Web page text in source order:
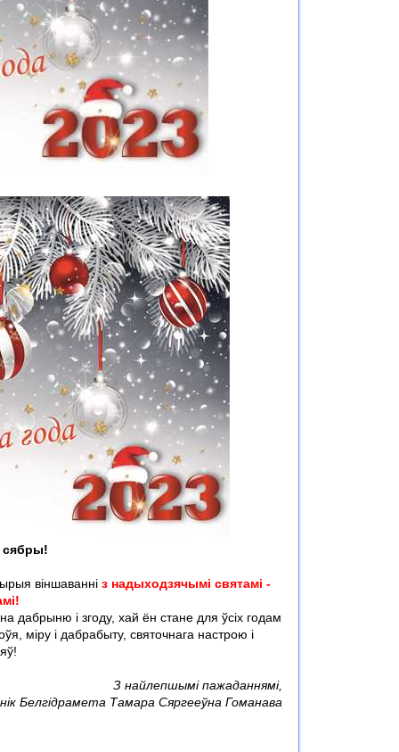
сябры!
віншаванніз надыходзячымі святамі -
дабрыню і згоду, хай ён стане для ўсіх годам
міру і дабрабыту, святочнага настрою і
З найлепшымі пажаданнямі,
Белгідрамета Тамара Сяргееўна Гоманава